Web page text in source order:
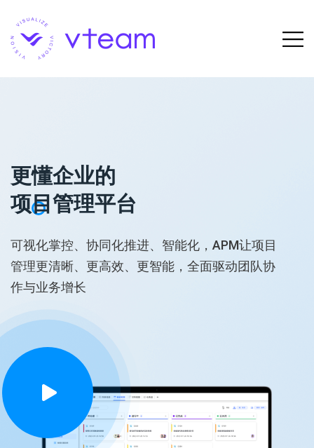
更懂企业的
项目管理平台
可视化掌控、协同化推进、智能化，APM让项目
管理更清晰、更高效、更智能，全面驱动团队协
作与业务增长